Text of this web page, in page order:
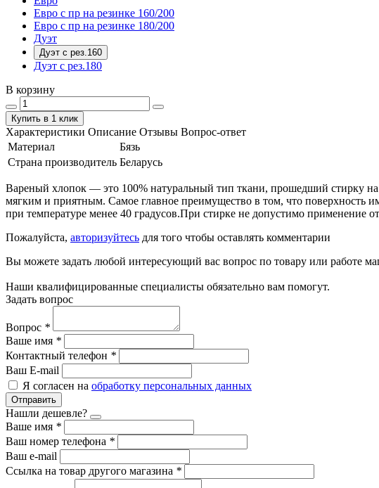
Евро с пр на резинке 160/200
Евро с пр на резинке 180/200
Дуэт
Дуэт с рез.160
Дуэт с рез.180
В корзину
Купить в 1 клик
Характеристики Описание Отзывы Вопрос-ответ
Материал
Бязь
Страна производитель Беларусь
Вареный хлопок — это 100% натуральный тип ткани, прошедший стирку на
мягким и приятным. Самое главное преимущество в том, что поверхность
при температуре менее 40 градусов.При стирке не допустимо применение
Пожалуйста, авторизуйтесь для того чтобы оставлять комментарии
Вы можете задать любой интересующий вас вопрос по товару или работе
Наши квалифицированные специалисты обязательно вам помогут.
Задать вопрос
Вопрос *
Ваше имя *
Контактный телефон *
Ваш E-mail
Я согласен на обработку персональных данных
Отправить
Нашли дешевле?
Ваше имя *
Ваш номер телефона *
Ваш e-mail
Ссылка на товар другого магазина *